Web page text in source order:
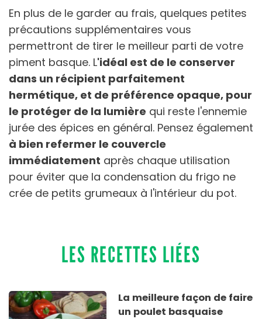
En plus de le garder au frais, quelques petites
précautions supplémentaires vous
permettront de tirer le meilleur parti de votre
piment basque. L'idéal est de le conserver
dans un récipient parfaitement
hermétique, et de préférence opaque, pour
le protéger de la lumière qui reste l'ennemie
jurée des épices en général. Pensez également
à bien refermer le couvercle
immédiatement après chaque utilisation
pour éviter que la condensation du frigo ne
crée de petits grumeaux à l'intérieur du pot.
LES RECETTES LIÉES
La meilleure façon de faire
un poulet basquaise